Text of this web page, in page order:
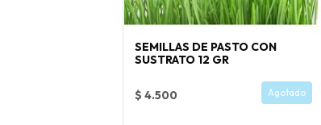
SEMILLAS DE PASTO CON
SUSTRATO 12 GR
$ 4.500 Agotado